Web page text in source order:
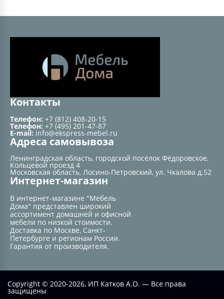
Контакты
Телефон: +7 (812) 408-20-15
Телефон: +7 (495) 201-47-87
E-mail: info@ekspress-mebel.ru
Адреса самовывоза
Ленинградская область, городской посёлок Фёдоровское,
Кольцевой проезд 4
Московская область, Лосино-Петровский, ул. Чкалова д.52
Интернет-магазин
В интернет-магазине "Мебель
Дома" представлен широкий
ассортимент домашней и офисной
мебели по низкой стоимости.
Доставка по Москве, Санкт-
Петербурге и регионам России.
Гарантия от производителя.
Copyright © 2020-2026, ИП Катков А.О. — Все права
защищены